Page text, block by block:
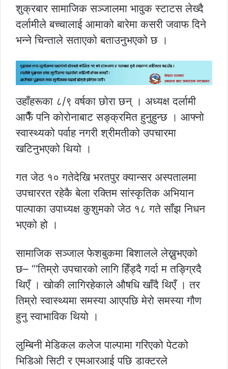
शुक्रबार सामाजिक सञ्जालमा भावुक स्टाटस लेख्दै
दर्लामीले बच्चालाई आमाको बारेमा कसरी जवाफ दिने
भन्ने चिन्ताले सताएको बताउनुभएको छ ।
उहाँहरूका ८/९ वर्षका छोरा छन् । अध्यक्ष दर्लामी
आफैँ पनि कोरोनाबाट सङ्क्रमित हुनुहुन्छ । आफ्नो
स्वास्थ्यको पर्वाह नगरी श्रीमतीको उपचारमा
खटिनुभएको थियो ।
गत जेठ १० गतेदेखि भरतपुर क्यान्सर अस्पतालमा
उपचाररत रहेकै बेला रक्तिम सांस्कृतिक अभियान
पाल्पाका उपाध्यक्ष कुशुमको जेठ १८ गते साँझ निधन
भएको हो ।
सामाजिक सञ्जाल फेशबुकमा बिशालले लेख्नुभएको
छ– “‘तिम्रो उपचारको लागि हिँड्दै गर्दा म तङ्ग्रिदै
थिएँ । खोकी लागिरहेकाले औषधि खाँदै थिएँ । तर
तिम्रो स्वास्थ्यमा समस्या आएपछि मेरो समस्या गौण
हुनु स्वाभाविक थियो ।
लुम्बिनी मेडिकल कलेज पाल्पामा गरिएको पेटको
भिडिओ सिटी र एमआरआई पछि डाक्टरले